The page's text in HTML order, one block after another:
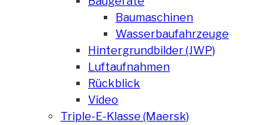
Baumaschinen
Wasserbaufahrzeuge
Hintergrundbilder (JWP)
Luftaufnahmen
Rückblick
Video
Triple-E-Klasse (Maersk)